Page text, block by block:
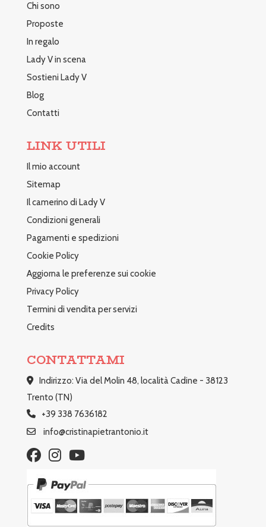
Chi sono
Proposte
In regalo
Lady V in scena
Sostieni Lady V
Blog
Contatti
LINK UTILI
Il mio account
Sitemap
Il camerino di Lady V
Condizioni generali
Pagamenti e spedizioni
Cookie Policy
Aggiorna le preferenze sui cookie
Privacy Policy
Termini di vendita per servizi
Credits
CONTATTAMI
Indirizzo: Via del Molin 48, località Cadine - 38123
Trento (TN)
+39 338 7636182
info@cristinapietrantonio.it